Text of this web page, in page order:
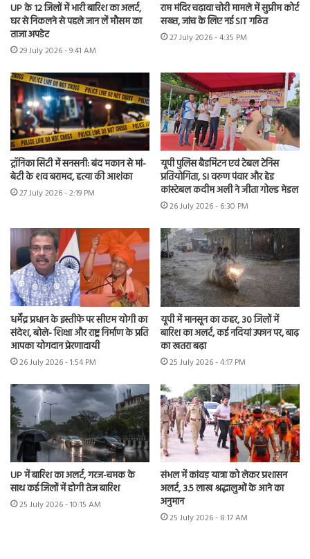
UP के 12 जिलों में भारी बारिश का अलर्ट,
घर से निकलने से पहले जान लें मौसम का
ताजा अपडेट
29 July 2026 - 9:41 AM
राम मंदिर चढ़ावा चोरी मामले में सुप्रीम कोर्ट
सख्त, जांच के लिए नई SIT गठित
27 July 2026 - 4:35 PM
ट्रॉनिका सिटी में सनसनी: बंद मकान से मां-
बेटी के शव बरामद, हत्या की आशंका
27 July 2026 - 2:19 PM
यूपी पुलिस बैडमिंटन एवं टेबल टेनिस
प्रतियोगिता, SI वरुण पंवार और हेड
कांस्टेबल कदीम अली ने जीता गोल्ड मेडल
26 July 2026 - 6:30 PM
धर्मेंद्र प्रधान के इस्तीफे पर सीएम योगी का
संदेश, बोले- शिक्षा और राष्ट्र निर्माण के प्रति
आपका योगदान प्रेरणादायी
26 July 2026 - 1:54 PM
यूपी में मानसून का कहर, 30 जिलों में
बारिश का अलर्ट, कई नदियां उफान पर, बाढ़
का खतरा बढ़ा
25 July 2026 - 4:17 PM
UP में बारिश का अलर्ट, गरज-चमक के
साथ कई जिलों में होगी तेज बारिश
25 July 2026 - 10:15 AM
संभल में कांवड़ यात्रा को लेकर प्रशासन
अलर्ट, 3.5 लाख श्रद्धालुओं के आने का
अनुमान
25 July 2026 - 8:17 AM